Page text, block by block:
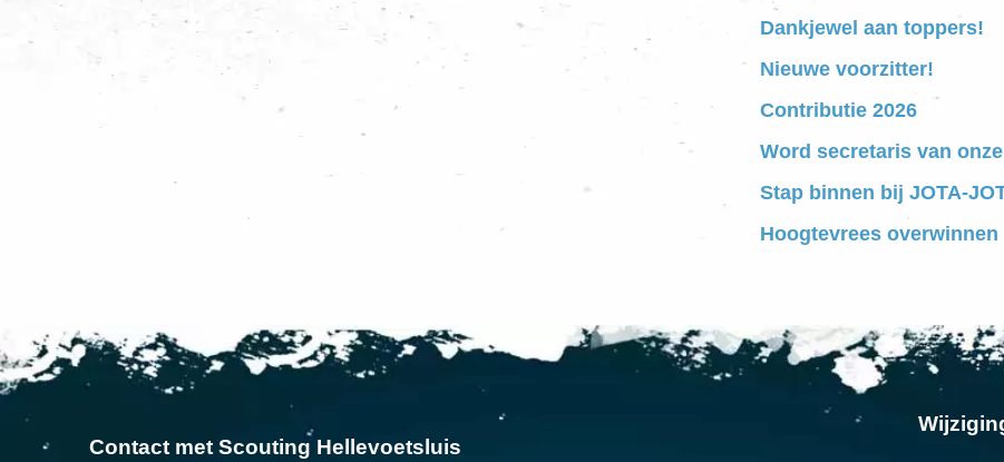
Dankjewel aan toppers!
Nieuwe voorzitter!
Contributie 2026
Word secretaris van
Stap binnen bij JOTA-
Hoogtevrees overwinnen
Contact met Scouting Hellevoetsluis